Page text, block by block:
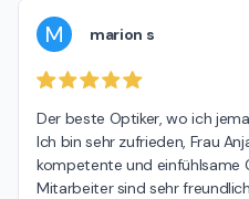
M marion s
Der beste Optiker, wo ich
Ich bin sehr zufrieden, Frau
kompetente und einfühlsame
Mitarbeiter sind sehr